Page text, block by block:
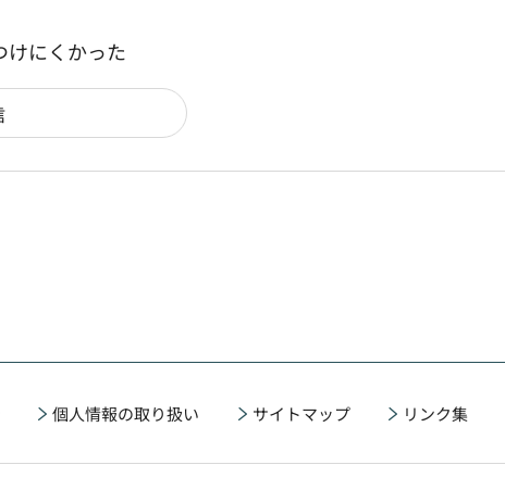
けにくかった
個人情報の取り扱い サイトマップ リンク集